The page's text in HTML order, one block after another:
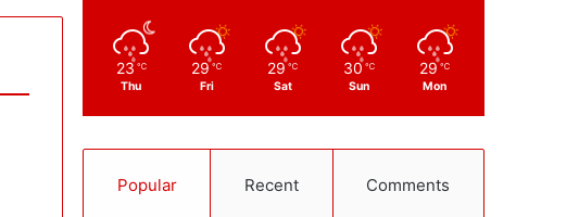
23 ℃
Thu
29 ℃
Fri
29 ℃
Sat
30 ℃
Sun
29 ℃
Mon
Popular Recent Comments